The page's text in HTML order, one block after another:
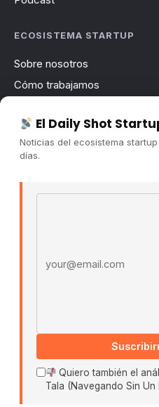
ECOSISTEMA STARTUP
Sobre nosotros
Cómo trabajamos
Contacto
Publicidad
Es La Hora de Aprender ↗
Políticas De
El Daily Shot
Noticias del ecosistema
días.
Quiero también el
Tala (Navegando Sin Un